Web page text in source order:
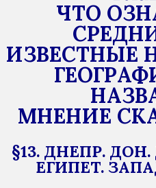
ЧТО
ИЗВЕСТНЫЕ
МНЕНИЕ
§13. ДНЕПР.
ЕГИПЕТ.